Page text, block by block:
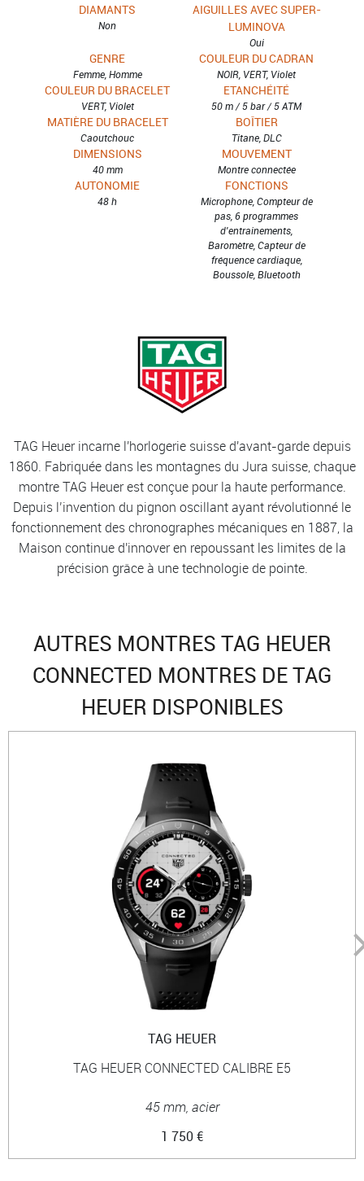
DIAMANTS
Non
AIGUILLES AVEC SUPER-
LUMINOVA
Oui
GENRE
Femme, Homme
COULEUR DU CADRAN
NOIR, VERT, Violet
COULEUR DU BRACELET
VERT, Violet
ETANCHÉITÉ
50 m / 5 bar / 5 ATM
MATIÈRE DU BRACELET
Caoutchouc
BOÎTIER
Titane, DLC
DIMENSIONS
40 mm
MOUVEMENT
Montre connectée
AUTONOMIE
48 h
FONCTIONS
Microphone, Compteur de
pas, 6 programmes
d'entrainements,
Baromètre, Capteur de
fréquence cardiaque,
Boussole, Bluetooth
TAG Heuer incarne l'horlogerie suisse d'avant-garde depuis
1860. Fabriquée dans les montagnes du Jura suisse, chaque
montre TAG Heuer est conçue pour la haute performance.
Depuis l’invention du pignon oscillant ayant révolutionné le
fonctionnement des chronographes mécaniques en 1887, la
Maison continue d'innover en repoussant les limites de la
précision grâce à une technologie de pointe.
AUTRES MONTRES TAG HEUER
CONNECTED MONTRES DE TAG
HEUER DISPONIBLES
TAG HEUER
TAG HEUER CONNECTED CALIBRE E5
45 mm, acier
1 750 €